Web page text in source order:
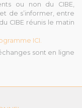
ou non du CIBE,
de s’informer, entre
CIBE réunis le matin
ICI.
sont en ligne